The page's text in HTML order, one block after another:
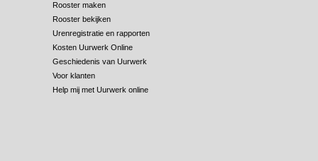
Rooster maken
Rooster bekijken
Urenregistratie en rapporten
Kosten Uurwerk Online
Geschiedenis van Uurwerk
Voor klanten
Help mij met Uurwerk online